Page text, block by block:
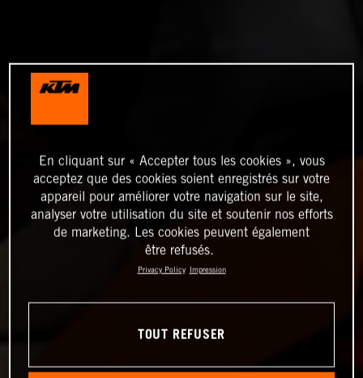
En cliquant sur « Accepter tous les cookies », vous
acceptez que des cookies soient enregistrés sur votre
appareil pour améliorer votre navigation sur le site,
analyser votre utilisation du site et soutenir nos efforts
de marketing. Les cookies peuvent également
être refusés.
Privacy Policy Impression
TOUT REFUSER